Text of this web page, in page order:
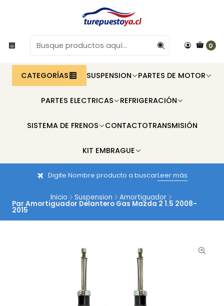
0
CATEGORÍAS SUSPENSION PARTES DE MOTOR
PARTES ELECTRICAS REFRIGERACIÓN
SISTEMA DE FRENOS CONTACTOTRANSMISIÓN
KIT EMBRAGUE
Digite Nombre producto a buscarLeer más
Inicio Suspension Amortiguador
Par Amortiguador Delantero Gas Mazda 2 1.5 2008-
2015